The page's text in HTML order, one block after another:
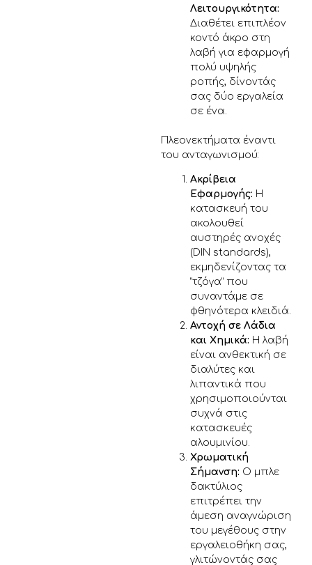
Λειτουργικότητα:
Διαθέτει επιπλέον
κοντό άκρο στη
λαβή για εφαρμογή
πολύ υψηλής
ροπής, δίνοντάς
σας δύο εργαλεία
σε ένα.
Πλεονεκτήματα έναντι
του ανταγωνισμού:
Ακρίβεια
Εφαρμογής: Η
κατασκευή του
ακολουθεί
αυστηρές ανοχές
(DIN standards),
εκμηδενίζοντας τα
“τζόγα” που
συναντάμε σε
φθηνότερα κλειδιά.
Αντοχή σε Λάδια
και Χημικά: Η λαβή
είναι ανθεκτική σε
διαλύτες και
λιπαντικά που
χρησιμοποιούνται
συχνά στις
κατασκευές
αλουμινίου.
Χρωματική
Σήμανση: Ο μπλε
δακτύλιος
επιτρέπει την
άμεση αναγνώριση
του μεγέθους στην
εργαλειοθήκη σας,
γλιτώνοντάς σας